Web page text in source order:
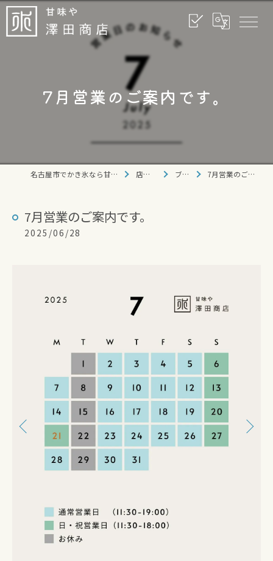
7月営業のご案内です。
名古屋市でかき氷なら甘味や 澤田商店 店舗情報 ブログ 7月営業のご案内です。
7月営業のご案内です。
2025/06/28